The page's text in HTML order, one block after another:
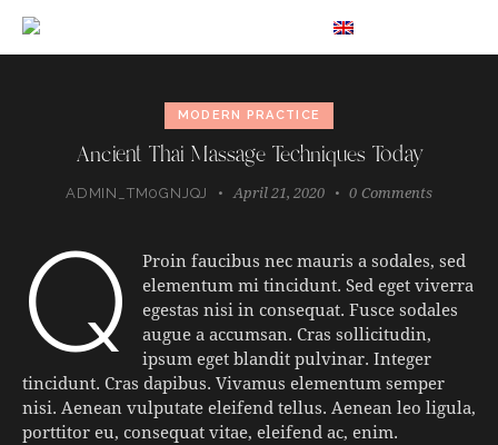
MODERN PRACTICE
Ancient Thai Massage Techniques Today
ADMIN_TM0GNJQJ April 21, 2020 0 Comments
q
Proin faucibus nec mauris a sodales, sed
elementum mi tincidunt. Sed eget viverra
egestas nisi in consequat. Fusce sodales
augue a accumsan. Cras sollicitudin,
ipsum eget blandit pulvinar. Integer
tincidunt. Cras dapibus. Vivamus elementum semper
nisi. Aenean vulputate eleifend tellus. Aenean leo ligula,
porttitor eu, consequat vitae, eleifend ac, enim.